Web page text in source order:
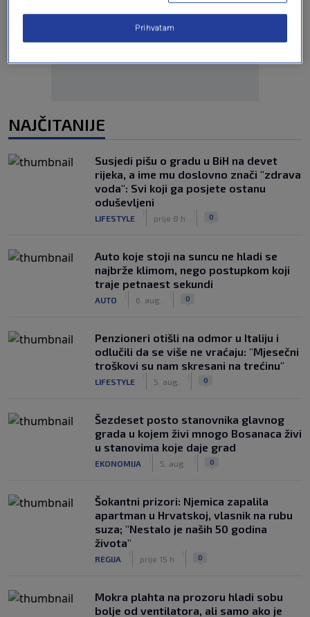
Oglas
NAJČITANIJE
Susjedi pišu o gradu u BiH na devet
rijeka, a ime mu doslovno znači "zdrava
voda": Svi koji ga posjete ostanu
oduševljeni
LIFESTYLE prije 8 h 0
Auto koje stoji na suncu ne hladi se
najbrže klimom, nego postupkom koji
traje petnaest sekundi
AUTO 6. aug. 0
Penzioneri otišli na odmor u Italiju i
odlučili da se više ne vraćaju: "Mjesečni
troškovi su nam skresani na trećinu"
LIFESTYLE 5. aug. 0
Šezdeset posto stanovnika glavnog
grada u kojem živi mnogo Bosanaca živi
u stanovima koje daje grad
EKONOMIJA 5. aug. 0
Šokantni prizori: Njemica zapalila
apartman u Hrvatskoj, vlasnik na rubu
suza; "Nestalo je naših 50 godina
života"
REGIJA prije 15 h 0
Mokra plahta na prozoru hladi sobu
bolje od ventilatora, ali samo ako je
Prihvatam